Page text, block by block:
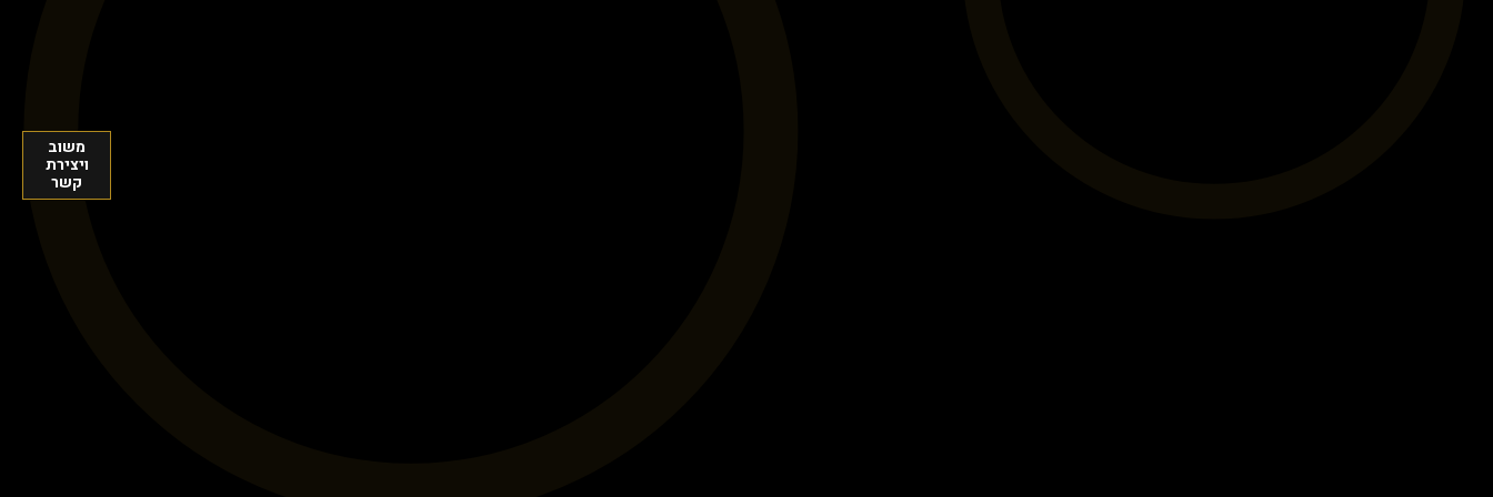
משוב
ויצירת
קשר